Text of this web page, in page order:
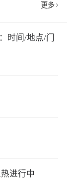
更多
时间/地点/门
进行中